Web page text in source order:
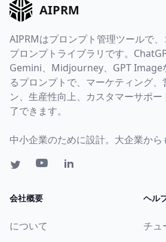
AIPRM
AIPRMはプロンプト管理ツールで
プロンプトライブラリです。
Gemini、Midjourney、GPT Image
るプロンプトで、マーケティング、
ン、生産性向上、カスタマーサポ
了できます。
中小企業のために設計。大企業から
会社概要
について
ヘル
チュ